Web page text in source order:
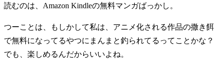
読むのは、Amazon Kindleの無料マンガばっかし。
つーことは、もしかして私は、アニメ化される作品の撒き餌
で無料になってるやつにまんまと釣られてるってことかな？
でも、楽しめるんだからいいよね。